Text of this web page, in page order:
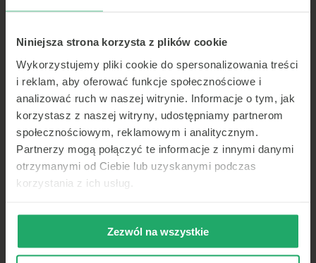
Niniejsza strona korzysta z plików cookie
Wykorzystujemy pliki cookie do spersonalizowania treści
i reklam, aby oferować funkcje społecznościowe i
analizować ruch w naszej witrynie. Informacje o tym, jak
korzystasz z naszej witryny, udostępniamy partnerom
społecznościowym, reklamowym i analitycznym.
Partnerzy mogą połączyć te informacje z innymi danymi
otrzymanymi od Ciebie lub uzyskanymi podczas
korzystania z ich usług.
Zezwól na wszystkie
Lekarz pierwszego kontaktu w 15
minut — wideo, telefon lub czat.
Nowa recepta lub
leków bez wizyty osobiście.